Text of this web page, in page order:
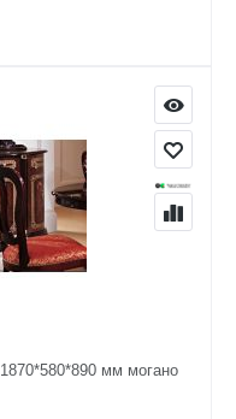
мм могано